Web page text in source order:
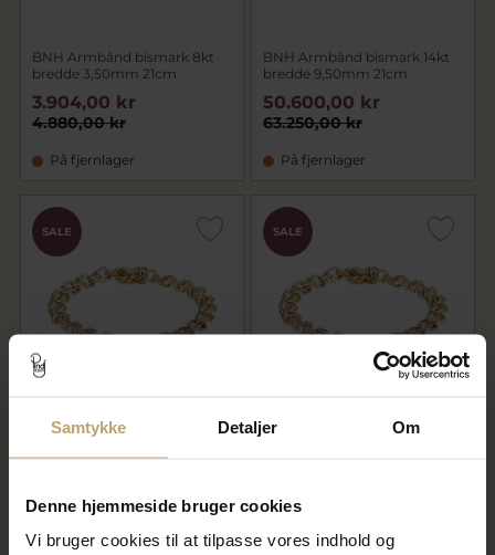
Samtykke Detaljer Om
Denne hjemmeside bruger cookies
Vi bruger cookies til at tilpasse vores indhold og
BNH Armbånd bismark 8kt
bredde 3,50mm 21cm
4.880,00 kr
3.904,00 kr
På fjernlager
BNH Armbånd bismark 14kt
bredde 9,50mm 21cm
63.250,00 kr
50.600,00 kr
På fjernlager
SALE
BNH Armbånd bismark 14kt
55.595,00 kr
På fjernlager
SALE
BNH Armbånd bismark 14kt
25.885,00 kr
På fjernlager